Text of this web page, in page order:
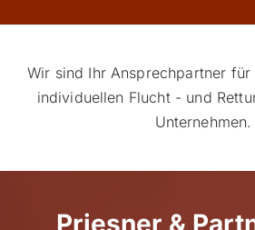
Wir sind Ihr Ansprechpartner
individuellen Flucht - und
Unternehmen.
Priesner &